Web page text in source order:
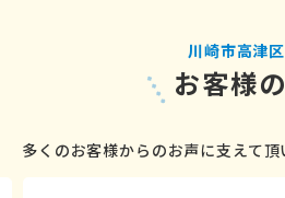
川崎市高津
お客様
多くのお客様からのお声に支えて頂